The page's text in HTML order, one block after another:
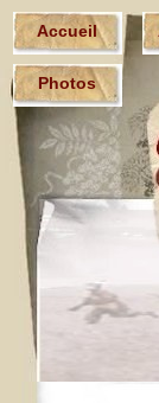
Accueil
Photos